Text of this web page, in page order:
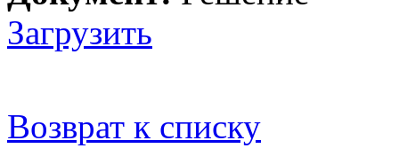
Загрузить
Возврат к списку